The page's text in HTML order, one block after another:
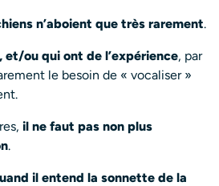
n’aboient que très rarement.
et/ou qui ont de l’expérience, par
le besoin de « vocaliser »
il ne faut pas non plus
.
il entend la sonnette de la